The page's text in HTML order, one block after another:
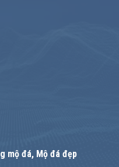
mộ đá, Mộ đá đẹp